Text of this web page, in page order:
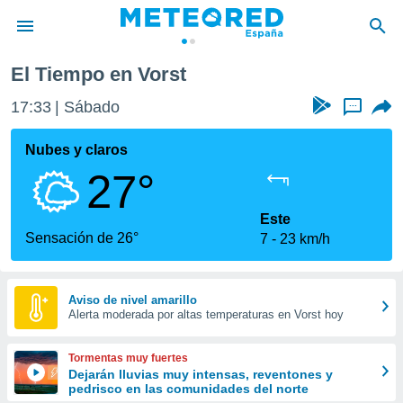
de
por
que se
calidad.
a este
las
y
forma
digital
basada
El Tiempo en Vorst
17:33 Sábado ...
Nubes y claros
27°
Sensación de 26°
Este
7
23 km/h
Aviso de nivel amarillo
Alerta moderada por altas temperaturas en Vorst hoy
Tormentas muy fuertes
Dejarán lluvias muy intensas, reventones y
pedrisco en las comunidades del norte